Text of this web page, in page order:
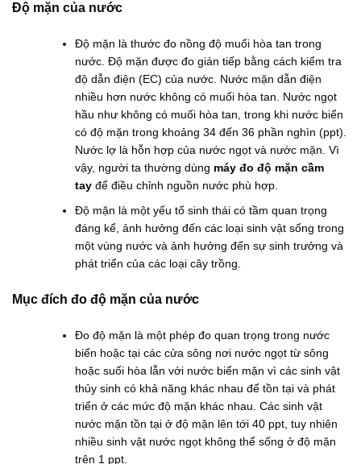
Độ mặn của nước
Độ mặn là thước đo nồng độ muối hòa tan trong
nước. Độ mặn được đo gián tiếp bằng cách kiểm tra
độ dẫn điện (EC) của nước. Nước mặn dẫn điện
nhiều hơn nước không có muối hòa tan. Nước ngọt
hầu như không có muối hòa tan, trong khi nước biển
có độ mặn trong khoảng 34 đến 36 phần nghìn (ppt).
Nước lợ là hỗn hợp của nước ngọt và nước mặn. Vì
vậy, người ta thường dùng máy đo độ mặn cầm
tay để điều chỉnh nguồn nước phù hợp.
Độ mặn là một yếu tố sinh thái có tầm quan trọng
đáng kể, ảnh hưởng đến các loại sinh vật sống trong
một vùng nước và ảnh hưởng đến sự sinh trưởng và
phát triển của các loại cây trồng.
Mục đích đo độ mặn của nước
Đo độ mặn là một phép đo quan trọng trong nước
biển hoặc tại các cửa sông nơi nước ngọt từ sông
hoặc suối hòa lẫn với nước biển mặn vì các sinh vật
thủy sinh có khả năng khác nhau để tồn tại và phát
triển ở các mức độ mặn khác nhau. Các sinh vật
nước mặn tồn tại ở độ mặn lên tới 40 ppt, tuy nhiên
nhiều sinh vật nước ngọt không thể sống ở độ mặn
trên 1 ppt.